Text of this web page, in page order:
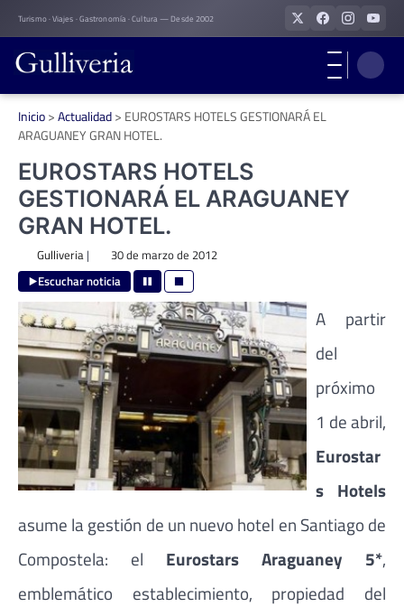
Skip
to
content
Turismo · Viajes · Gastronomía · Cultura — Desde 2002
Inicio>Actualidad> EUROSTARS HOTELS GESTIONARÁ EL
ARAGUANEY GRAN HOTEL.
EUROSTARS HOTELS
GESTIONARÁ EL ARAGUANEY
GRAN HOTEL.
Gulliveria| 30 de marzo de 2012
Escuchar noticia
A partir
del
próximo
1 de abril,
Eurostar
s Hotels
asume la gestión de un nuevo hotel en Santiago de
Compostela: el Eurostars Araguaney 5*,
emblemático establecimiento, propiedad del